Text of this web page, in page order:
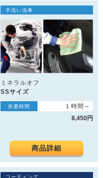
手洗い洗車
ミネラルオフ
SSサイズ
所要時間
１時間～
8,450円
商品詳細
コーティング